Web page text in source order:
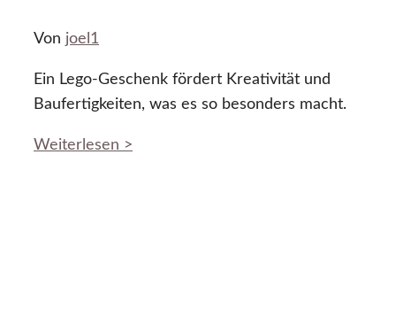
Von joel1
Ein Lego-Geschenk fördert Kreativität und
Baufertigkeiten, was es so besonders macht.
Weiterlesen >